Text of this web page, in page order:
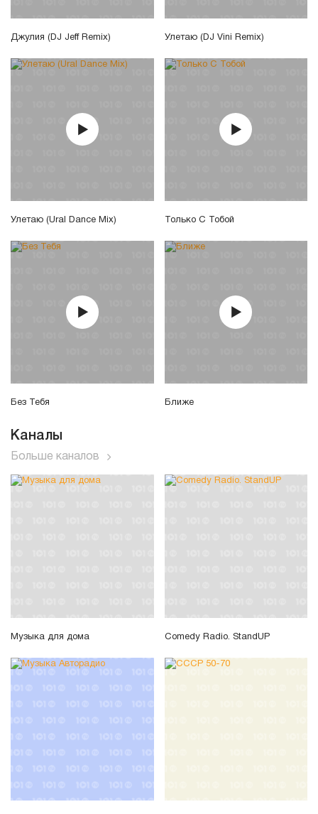
Джулия (DJ Jeff Remix) Улетаю (DJ Vini Remix)
Улетаю (Ural Dance Mix) Только С Тобой
Без Тебя Ближе
Каналы
Больше каналов
Музыка для дома Comedy Radio. StandUP